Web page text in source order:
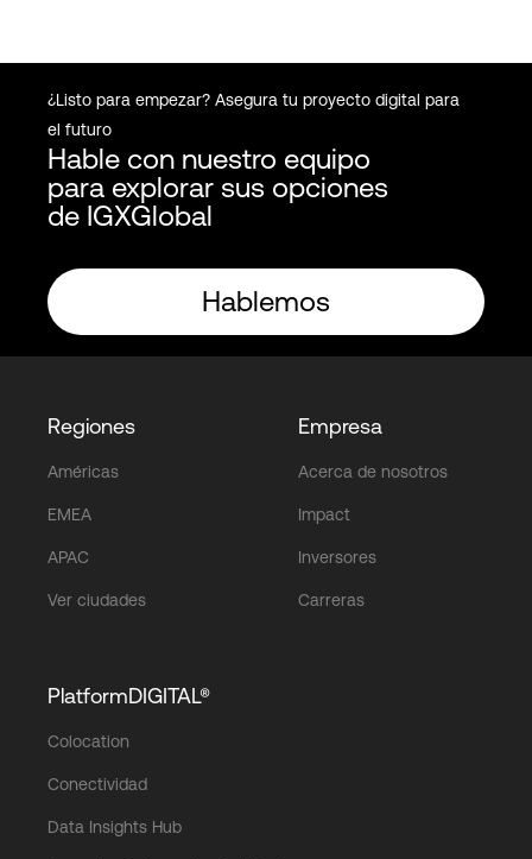
¿Listo para empezar? Asegura tu proyecto digital para
el futuro
Hable con nuestro equipo
para explorar sus opciones
de IGXGlobal
Hablemos
Regiones
Américas
EMEA
APAC
Ver ciudades
Empresa
Acerca de nosotros
Impact
Inversores
Carreras
PlatformDIGITAL®
Colocation
Conectividad
Data Insights Hub